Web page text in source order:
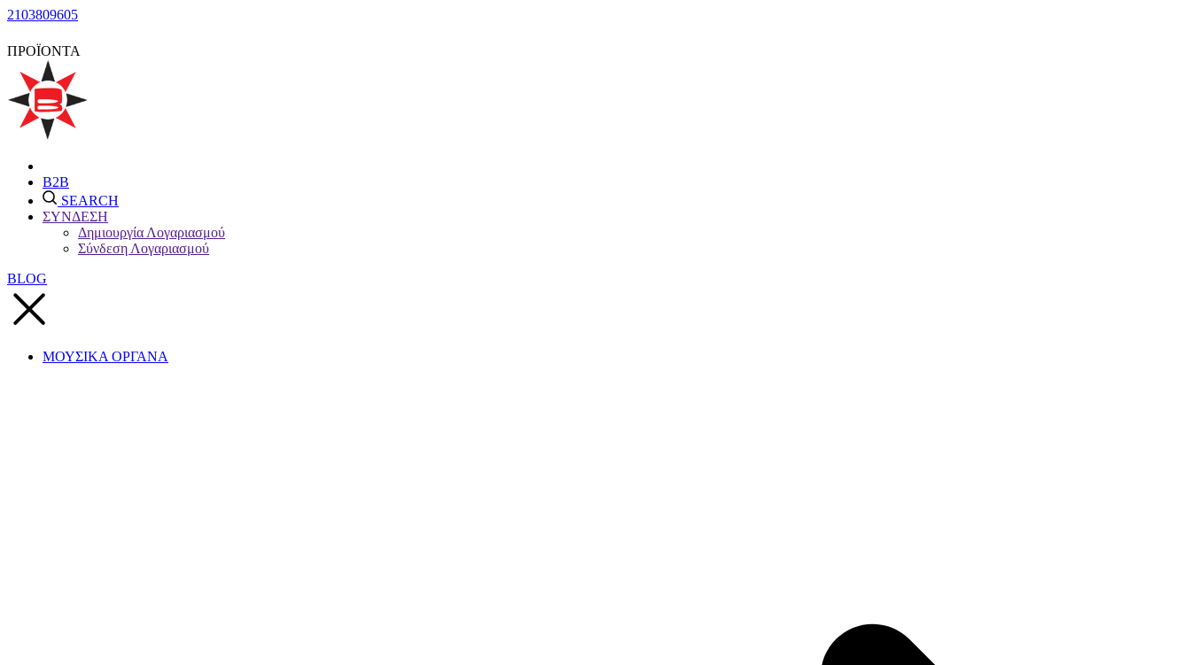
2103809605
ΠΡΟΪΟΝΤΑ
B2B
SEARCH
ΣΥΝΔΕΣΗ
Δημιουργία Λογαριασμού
Σύνδεση Λογαριασμού
BLOG
ΜΟΥΣΙΚΑ ΟΡΓΑΝΑ